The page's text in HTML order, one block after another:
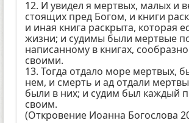
12. И увидел я мертвых, малых и
стоящих пред Богом, и книги
и иная книга раскрыта, которая
жизни; и судимы были мертвые
написанному в книгах,
своими.
13. Тогда отдало море мертвых,
нем, и смерть и ад отдали
были в них; и судим был каждый
своим.
(Откровение Иоанна Богослова